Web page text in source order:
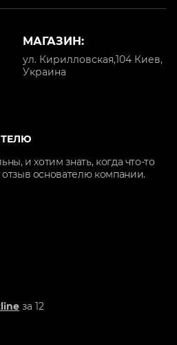
МАГАЗИН:
ул. Кирилловская,104 Киев,
Украина
и хотим знать, когда что-то
основателю компании.
за 12